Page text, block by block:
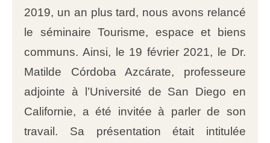
2019, un an plus tard, nous avons relancé
le séminaire Tourisme, espace et biens
communs. Ainsi, le 19 février 2021, le Dr.
Matilde Córdoba Azcárate, professeure
adjointe à l’Université de San Diego en
Californie, a été invitée à parler de son
travail. Sa présentation était intitulée